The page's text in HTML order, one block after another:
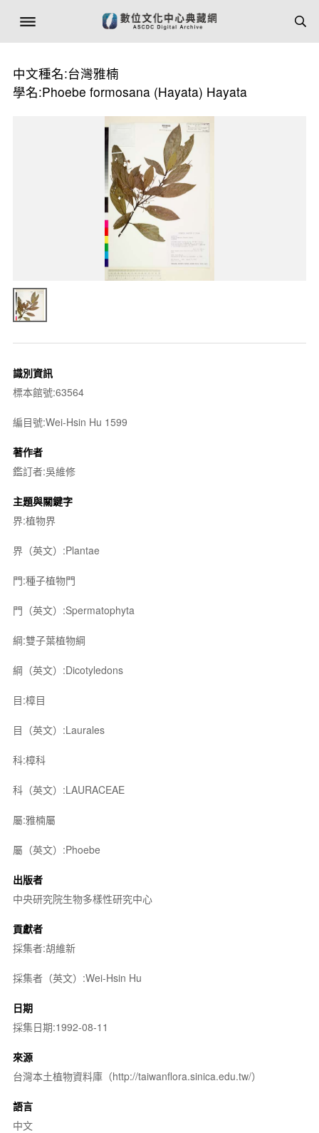
中文種名:台灣雅楠
學名:Phoebe formosana (Hayata) Hayata
識別資訊
標本館號:63564
編目號:Wei-Hsin Hu 1599
著作者
鑑訂者:吳維修
主題與關鍵字
界:植物界
界（英文）:Plantae
門:種子植物門
門（英文）:Spermatophyta
綱:雙子葉植物綱
綱（英文）:Dicotyledons
目:樟目
目（英文）:Laurales
科:樟科
科（英文）:LAURACEAE
屬:雅楠屬
屬（英文）:Phoebe
出版者
中央研究院生物多樣性研究中心
貢獻者
採集者:胡維新
採集者（英文）:Wei-Hsin Hu
日期
採集日期:1992-08-11
來源
台灣本土植物資料庫（http://taiwanflora.sinica.edu.tw/）
語言
中文